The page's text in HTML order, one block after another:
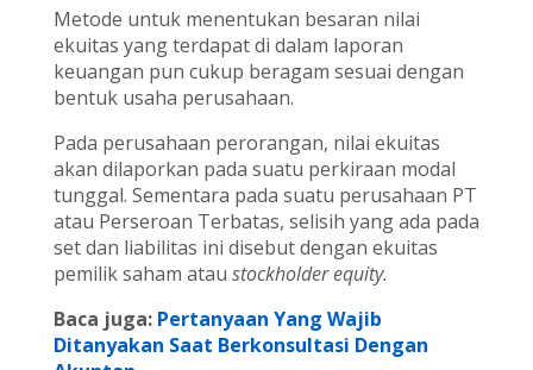
Metode untuk menentukan besaran nilai
ekuitas yang terdapat di dalam laporan
keuangan pun cukup beragam sesuai dengan
bentuk usaha perusahaan.
Pada perusahaan perorangan, nilai ekuitas
akan dilaporkan pada suatu perkiraan modal
tunggal. Sementara pada suatu perusahaan PT
atau Perseroan Terbatas, selisih yang ada pada
set dan liabilitas ini disebut dengan ekuitas
pemilik saham atau stockholder equity.
Baca juga: Pertanyaan Yang Wajib
Ditanyakan Saat Berkonsultasi Dengan